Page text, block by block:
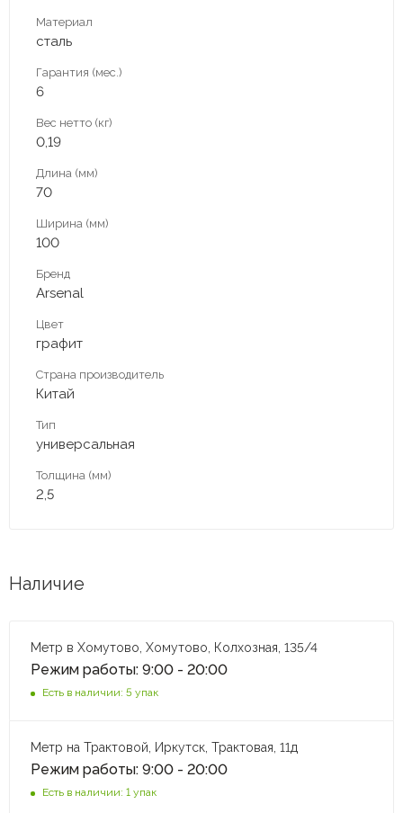
Материал
сталь
Гарантия (мес.)
6
Вес нетто (кг)
0,19
Длина (мм)
70
Ширина (мм)
100
Бренд
Arsenal
Цвет
графит
Страна производитель
Китай
Тип
универсальная
Толщина (мм)
2,5
Наличие
Метр в Хомутово, Хомутово, Колхозная, 135/4
Режим работы: 9:00 - 20:00
Есть в наличии: 5 упак
Метр на Трактовой, Иркутск, Трактовая, 11д
Режим работы: 9:00 - 20:00
Есть в наличии: 1 упак